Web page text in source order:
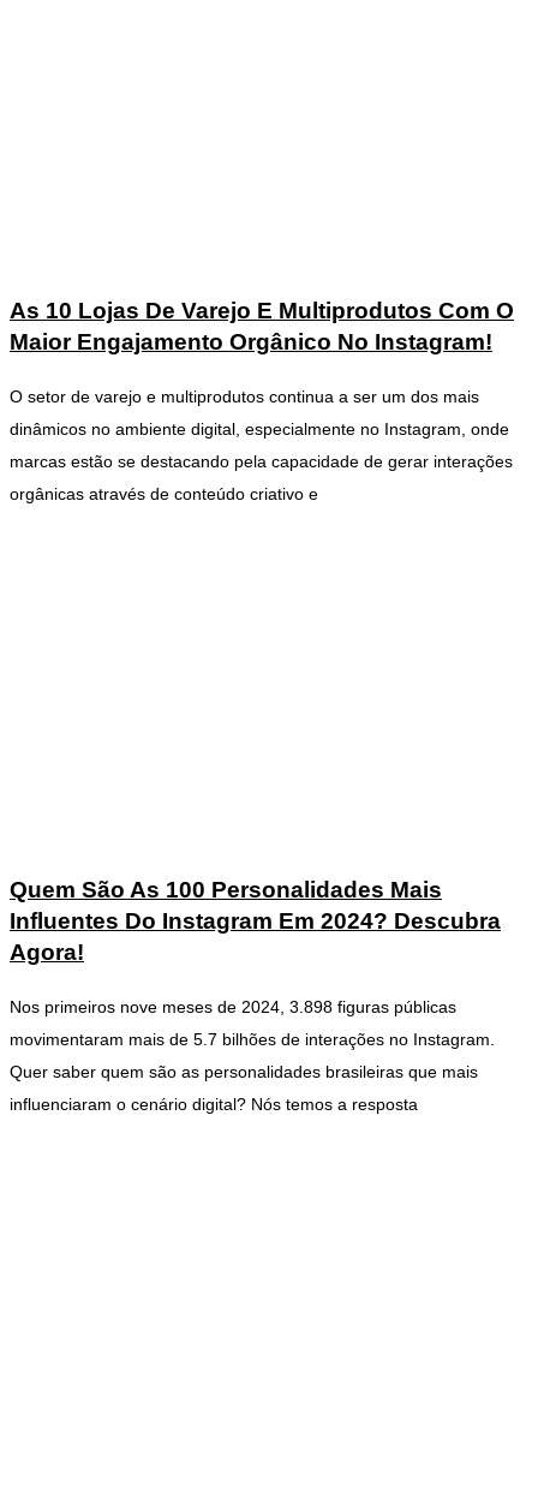
As 10 Lojas De Varejo E Multiprodutos Com O
Maior Engajamento Orgânico No Instagram!
O setor de varejo e multiprodutos continua a ser um dos mais
dinâmicos no ambiente digital, especialmente no Instagram, onde
marcas estão se destacando pela capacidade de gerar interações
orgânicas através de conteúdo criativo e
Quem São As 100 Personalidades Mais
Influentes Do Instagram Em 2024? Descubra
Agora!
Nos primeiros nove meses de 2024, 3.898 figuras públicas
movimentaram mais de 5.7 bilhões de interações no Instagram.
Quer saber quem são as personalidades brasileiras que mais
influenciaram o cenário digital? Nós temos a resposta